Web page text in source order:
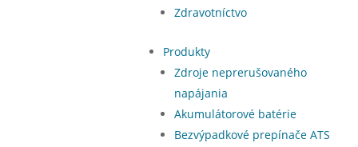
Zdravotníctvo
Produkty
Zdroje neprerušovaného
napájania
Akumulátorové batérie
Bezvýpadkové prepínače ATS